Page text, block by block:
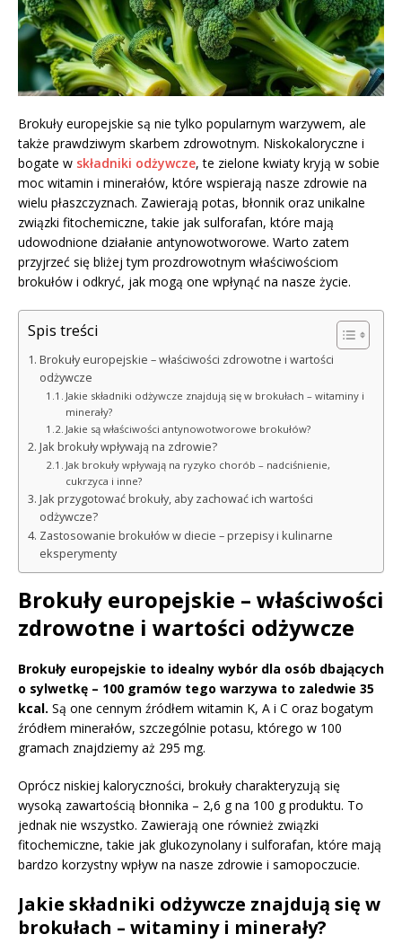
Brokuły europejskie są nie tylko popularnym warzywem, ale
także prawdziwym skarbem zdrowotnym. Niskokaloryczne i
bogate w składniki odżywcze, te zielone kwiaty kryją w sobie
moc witamin i minerałów, które wspierają nasze zdrowie na
wielu płaszczyznach. Zawierają potas, błonnik oraz unikalne
związki fitochemiczne, takie jak sulforafan, które mają
udowodnione działanie antynowotworowe. Warto zatem
przyjrzeć się bliżej tym prozdrowotnym właściwościom
brokułów i odkryć, jak mogą one wpłynąć na nasze życie.
Spis treści
Brokuły europejskie – właściwości zdrowotne i wartości
odżywcze
Jakie składniki odżywcze znajdują się w brokułach – witaminy i
minerały?
Jakie są właściwości antynowotworowe brokułów?
Jak brokuły wpływają na zdrowie?
Jak brokuły wpływają na ryzyko chorób – nadciśnienie,
cukrzyca i inne?
Jak przygotować brokuły, aby zachować ich wartości
odżywcze?
Zastosowanie brokułów w diecie – przepisy i kulinarne
eksperymenty
Brokuły europejskie – właściwości
zdrowotne i wartości odżywcze
Brokuły europejskie to idealny wybór dla osób dbających
o sylwetkę – 100 gramów tego warzywa to zaledwie 35
kcal. Są one cennym źródłem witamin K, A i C oraz bogatym
źródłem minerałów, szczególnie potasu, którego w 100
gramach znajdziemy aż 295 mg.
Oprócz niskiej kaloryczności, brokuły charakteryzują się
wysoką zawartością błonnika – 2,6 g na 100 g produktu. To
jednak nie wszystko. Zawierają one również związki
fitochemiczne, takie jak glukozynolany i sulforafan, które mają
bardzo korzystny wpływ na nasze zdrowie i samopoczucie.
Jakie składniki odżywcze znajdują się w
brokułach – witaminy i minerały?